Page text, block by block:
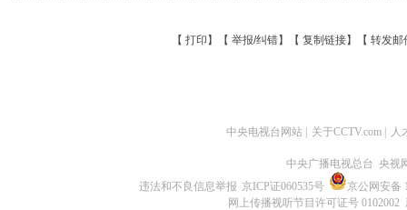
【 打印 】【 举报/纠错】【 复制链接】【 转发邮
中央电视台网站 关于CCTV.com 人
中央广播电视总台 央视
违法和不良信息举报 京ICP证060535号
京公网安备
网上传播视听节目许可证号 0102002